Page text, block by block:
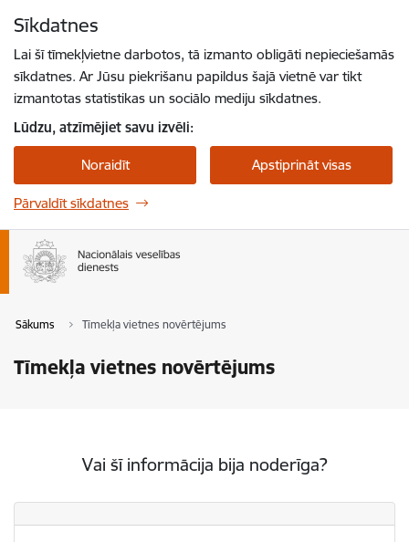
Sīkdatnes
Lai šī tīmekļvietne darbotos, tā izmanto obligāti nepieciešamās
sīkdatnes. Ar Jūsu piekrišanu papildus šajā vietnē var tikt
izmantotas statistikas un sociālo mediju sīkdatnes.
Lūdzu, atzīmējiet savu izvēli:
Noraidīt Apstiprināt visas
Pārvaldīt sīkdatnes
Sākums Tīmekļa vietnes novērtējums
Tīmekļa vietnes novērtējums
Vai šī informācija bija noderīga?
Vai šī informācija bija noderīga?